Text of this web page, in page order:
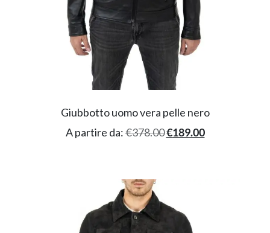
Giubbotto uomo vera pelle nero
A partire da:€378.00€189.00